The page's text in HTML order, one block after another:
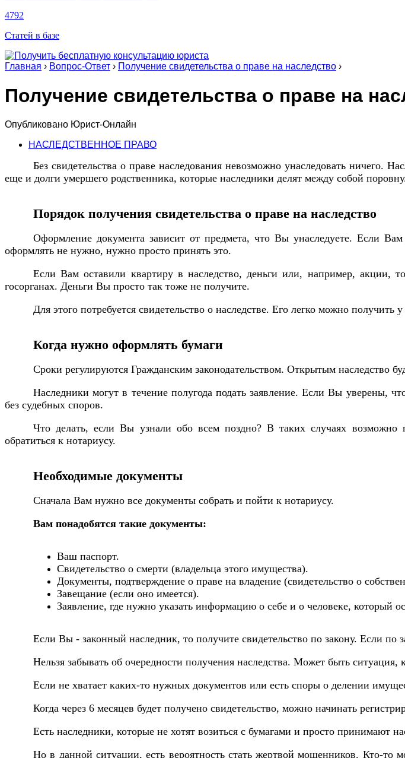
4792
Статей в базе
Главная › Вопрос-Ответ › Получение свидетельства о праве на наследство ›
Получение свидетельства о праве на
Опубликовано Юрист-Онлайн
НАСЛЕДСТВЕННОЕ ПРАВО
Без свидетельства о праве наследования невозможно унаследовать
еще и долги умершего родственника, которые наследники делят между собой
Порядок получения свидетельства о праве на наследство
Оформление документа зависит от предмета, что Вы унаследуете. Если
оформлять не нужно, нужно просто принять это.
Если Вам оставили квартиру в наследство, деньги или, например, акции,
госорганах. Деньги Вы просто так тоже не получите.
Для этого потребуется свидетельство о наследстве. Его легко можно
Когда нужно оформлять бумаги
Сроки регулируются Гражданским законодательством. Открытым наследство
Наследники могут в течение полугода подать заявление. Если Вы уверены,
без судебных споров.
Что делать, если Вы узнали обо всем поздно? В таких случаях возможно
обратиться к нотариусу.
Необходимые документы
Сначала Вам нужно все документы собрать и пойти к нотариусу.
Вам понадобятся такие документы:
Ваш паспорт.
Свидетельство о смерти (владельца этого имущества).
Документы, подтверждение о праве на владение (свидетельство о
Завещание (если оно имеется).
Заявление, где нужно указать информацию о себе и о человеке, который
Если Вы - законный наследник, то получите свидетельство по закону. Если
Нельзя забывать об очередности получения наследства. Может быть
Если не хватает каких-то нужных документов или есть споры о делении
Когда через 6 месяцев будет получено свидетельство, можно начинать
Есть наследники, которые не хотят возиться с бумагами и просто принимают
Но в данной ситуации, есть вероятность стать жертвой мошенников. Кто-то